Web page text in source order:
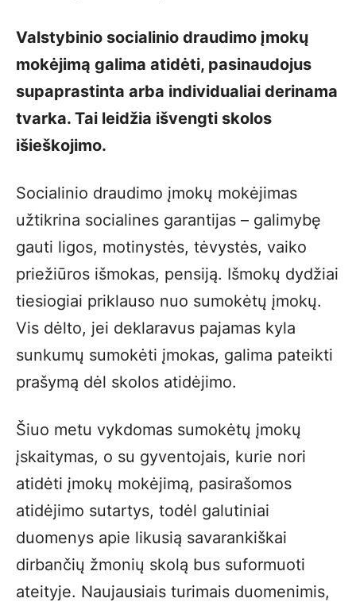
Valstybinio socialinio draudimo įmokų
mokėjimą galima atidėti, pasinaudojus
supaprastinta arba individualiai derinama
tvarka. Tai leidžia išvengti skolos
išieškojimo.
Socialinio draudimo įmokų mokėjimas
užtikrina socialines garantijas – galimybę
gauti ligos, motinystės, tėvystės, vaiko
priežiūros išmokas, pensiją. Išmokų dydžiai
tiesiogiai priklauso nuo sumokėtų įmokų.
Vis dėlto, jei deklaravus pajamas kyla
sunkumų sumokėti įmokas, galima pateikti
prašymą dėl skolos atidėjimo.
Šiuo metu vykdomas sumokėtų įmokų
įskaitymas, o su gyventojais, kurie nori
atidėti įmokų mokėjimą, pasirašomos
atidėjimo sutartys, todėl galutiniai
duomenys apie likusią savarankiškai
dirbančių žmonių skolą bus suformuoti
ateityje. Naujausiais turimais duomenimis,